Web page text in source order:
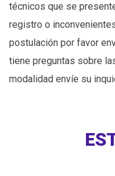
técnicos que se
registro o
postulación por favor
tiene preguntas sobre
modalidad envíe su